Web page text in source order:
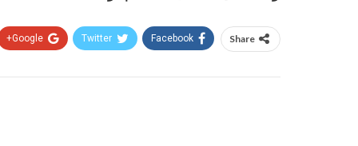
Share
Facebook
Twitter
Google+